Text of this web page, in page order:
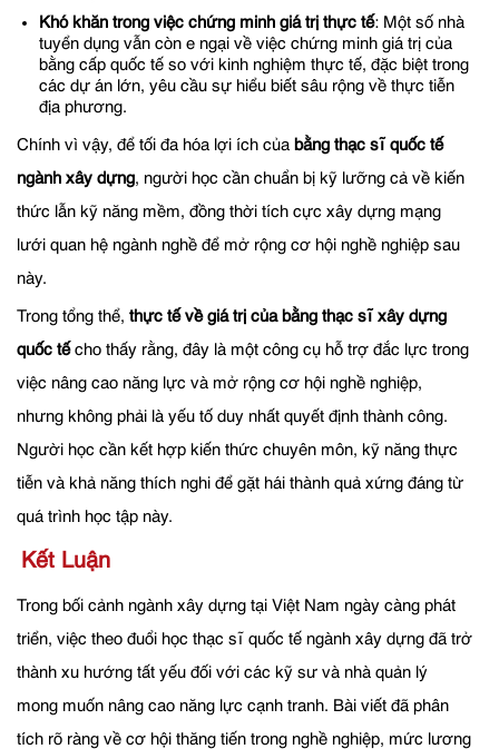
Khó khăn trong việc chứng minh giá trị thực tế: Một số nhà
tuyển dụng vẫn còn e ngại về việc chứng minh giá trị của
bằng cấp quốc tế so với kinh nghiệm thực tế, đặc biệt trong
các dự án lớn, yêu cầu sự hiểu biết sâu rộng về thực tiễn
địa phương.
Chính vì vậy, để tối đa hóa lợi ích của bằng thạc sĩ quốc tế
ngành xây dựng, người học cần chuẩn bị kỹ lưỡng cả về kiến
thức lẫn kỹ năng mềm, đồng thời tích cực xây dựng mạng
lưới quan hệ ngành nghề để mở rộng cơ hội nghề nghiệp sau
này.
Trong tổng thể, thực tế về giá trị của bằng thạc sĩ xây dựng
quốc tếcho thấy rằng, đây là một công cụ hỗ trợ đắc lực trong
việc nâng cao năng lực và mở rộng cơ hội nghề nghiệp,
nhưng không phải là yếu tố duy nhất quyết định thành công.
Người học cần kết hợp kiến thức chuyên môn, kỹ năng thực
tiễn và khả năng thích nghi để gặt hái thành quả xứng đáng từ
quá trình học tập này.
Kết Luận
Trong bối cảnh ngành xây dựng tại Việt Nam ngày càng phát
triển, việc theo đuổi học thạc sĩ quốc tế ngành xây dựng đã trở
thành xu hướng tất yếu đối với các kỹ sư và nhà quản lý
mong muốn nâng cao năng lực cạnh tranh. Bài viết đã phân
tích rõ ràng về cơ hội thăng tiến trong nghề nghiệp, mức lương